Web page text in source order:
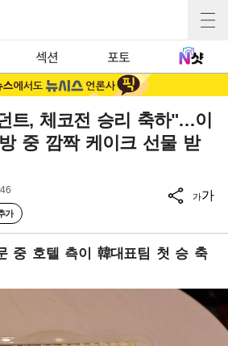
섹션 포토
트, 체코전 승리 축하"…이
중 깜짝 케이크 선물 받
가
가가
중 호텔 측이 韓대표팀 첫 승 축